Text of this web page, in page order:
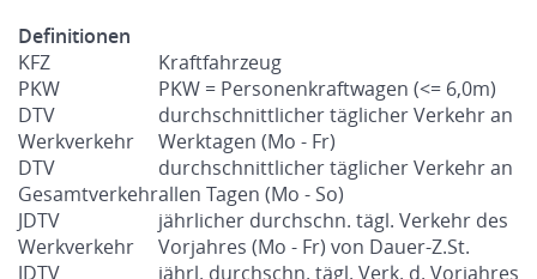
Definitionen
KFZ
Kraftfahrzeug
PKW
PKW = Personenkraftwagen (<= 6,0m)
DTV
Werkverkehr
durchschnittlicher täglicher Verkehr an
Werktagen (Mo - Fr)
DTV
Gesamtverkehr
durchschnittlicher täglicher Verkehr an
allen Tagen (Mo - So)
JDTV
Werkverkehr
jährlicher durchschn. tägl. Verkehr des
Vorjahres (Mo - Fr) von Dauer-Z.St.
JDTV
jährl. durchschn. tägl. Verk. d. Vorjahres